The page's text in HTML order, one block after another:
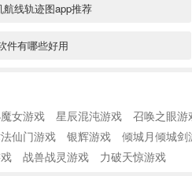
航线轨迹图app推荐
件有哪些好用
app免费版下载合集
词的app有哪些
女游戏 星辰混沌游戏 召唤之眼游
仙门游戏 银辉游戏 倾城月倾城剑
战兽战灵游戏 力破天惊游戏